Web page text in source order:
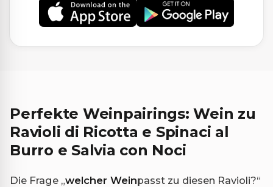
Perfekte Weinpairings: Wein zu
Ravioli di Ricotta e Spinaci al
Burro e Salvia con Noci
Die Frage „welcher Weinpasst zu diesen Ravioli?“